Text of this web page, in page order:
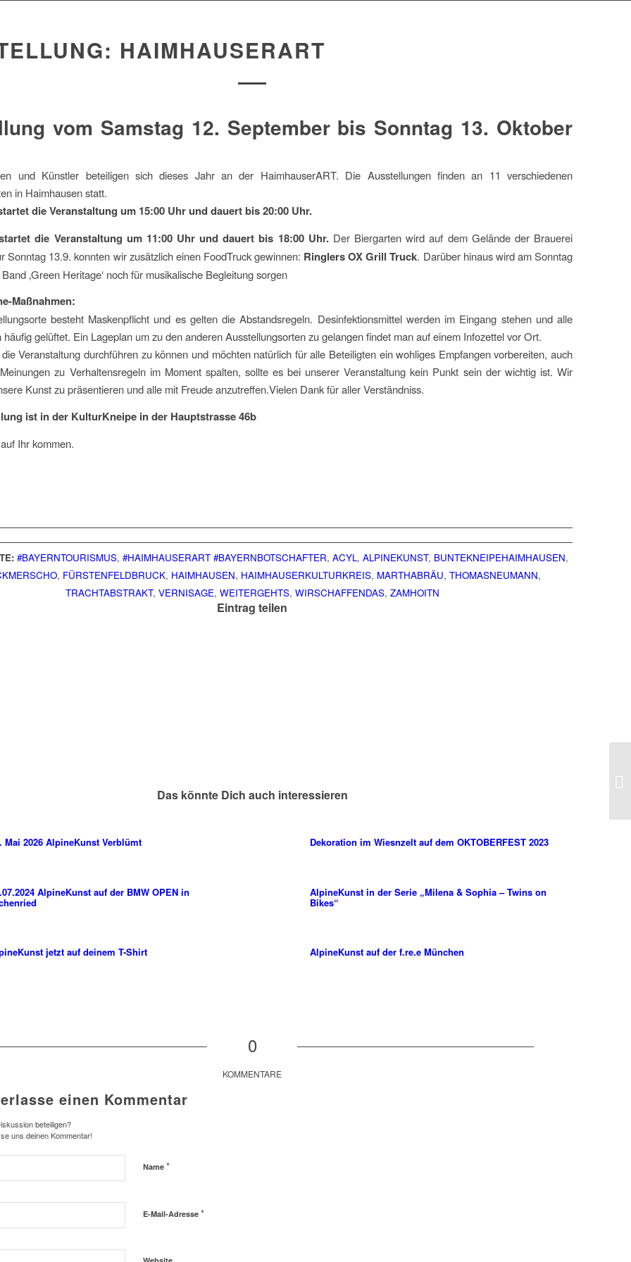
HAIMHAUSERART
vom Samstag 12. September bis Sonntag 13. Oktober
und Künstler beteiligen sich dieses Jahr an der HaimhauserART. Die Ausstellungen finden an 11 verschiedenen
in Haimhausen statt.
die Veranstaltung um 15:00 Uhr und dauert bis 20:00 Uhr.
die Veranstaltung um 11:00 Uhr und dauert bis 18:00 Uhr.Der Biergarten wird auf dem Gelände der Brauerei
Sonntag 13.9. konnten wir zusätzlich einen FoodTruck gewinnen: Ringlers OX Grill Truck. Darüber hinaus wird am Sonntag
‚Green Heritage‘ noch für musikalische Begleitung sorgen
Maßnahmen:
besteht Maskenpflicht und es gelten die Abstandsregeln. Desinfektionsmittel werden im Eingang stehen und alle
gelüftet. Ein Lageplan um zu den anderen Ausstellungsorten zu gelangen findet man auf einem Infozettel vor Ort.
Veranstaltung durchführen zu können und möchten natürlich für alle Beteiligten ein wohliges Empfangen vorbereiten, auch
zu Verhaltensregeln im Moment spalten, sollte es bei unserer Veranstaltung kein Punkt sein der wichtig ist. Wir
Kunst zu präsentieren und alle mit Freude anzutreffen.Vielen Dank für aller Verständniss.
ist in der KulturKneipe in der Hauptstrasse 46b
Ihr kommen.
#BAYERNTOURISMUS, #HAIMHAUSERART #BAYERNBOTSCHAFTER, ACYL, ALPINEKUNST, BUNTEKNEIPEHAIMHAUSEN,
, FÜRSTENFELDBRUCK, HAIMHAUSEN, HAIMHAUSERKULTURKREIS, MARTHABRÄU, THOMASNEUMANN,
TRACHTABSTRAKT, VERNISAGE, WEITERGEHTS, WIRSCHAFFENDAS, ZAMHOITN
Eintrag teilen
Das könnte Dich auch interessieren
Mai 2026 AlpineKunst Verblümt Dekoration im Wiesnzelt auf dem OKTOBERFEST 2023
AlpineKunst auf der BMW OPEN in AlpineKunst in der Serie „Milena & Sophia – Twins on
Bikes“
jetzt auf deinem T-Shirt AlpineKunst auf der f.re.e München
0
KOMMENTARE
einen Kommentar
beteiligen?
uns deinen Kommentar!
Name *
E-Mail-Adresse *